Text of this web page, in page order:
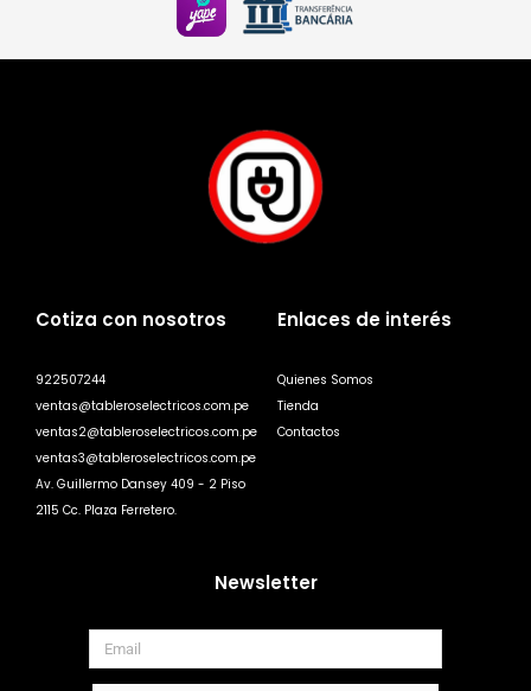
Cotiza con nosotros
922507244
ventas@tableroselectricos.com.pe
ventas2@tableroselectricos.com.pe
ventas3@tableroselectricos.com.pe
Av. Guillermo Dansey 409 - 2 Piso
2115 Cc. Plaza Ferretero.
Enlaces de interés
Quienes Somos
Tienda
Contactos
Newsletter
Correo
electrónico